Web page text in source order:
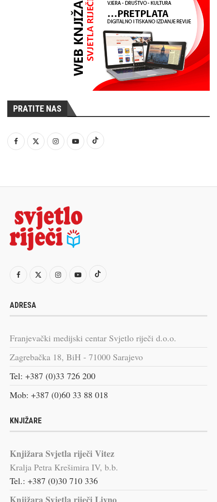
PRATITE NAS
ADRESA
Franjevački medijski centar Svjetlo riječi d.o.o.
Zagrebačka 18, BiH - 71000 Sarajevo
Tel: +387 (0)33 726 200
Mob: +387 (0)60 33 88 018
KNJIŽARE
Knjižara Svjetla riječi Vitez
Kralja Petra Krešimira IV, b.b.
Tel.: +387 (0)30 710 336